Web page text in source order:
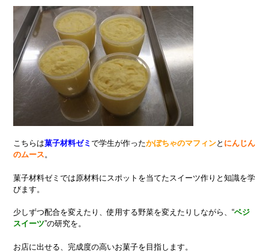
こちらは菓子材料ゼミで学生が作ったかぼちゃのマフィンと にんじん
のムース。
菓子材料ゼミでは原材料にスポットを当てたスイーツ作りと知識を学
びます。
少しずつ配合を変えたり、使用する野菜を変えたりしながら、“ベジ
スイーツ”の研究を。
お店に出せる、完成度の高いお菓子を目指します。